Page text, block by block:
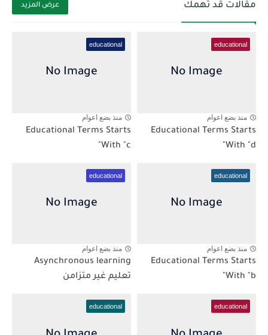
مقالات قد تهمك عرض المزيد
educational
منذ بضع اعوام
Educational Terms Starts
With "d"
educational
منذ بضع اعوام
Educational Terms Starts
With "c"
educational
منذ بضع اعوام
Educational Terms Starts
With "b"
educational
منذ بضع اعوام
Asynchronous learning
تعليم غير متزامن
educational
educational